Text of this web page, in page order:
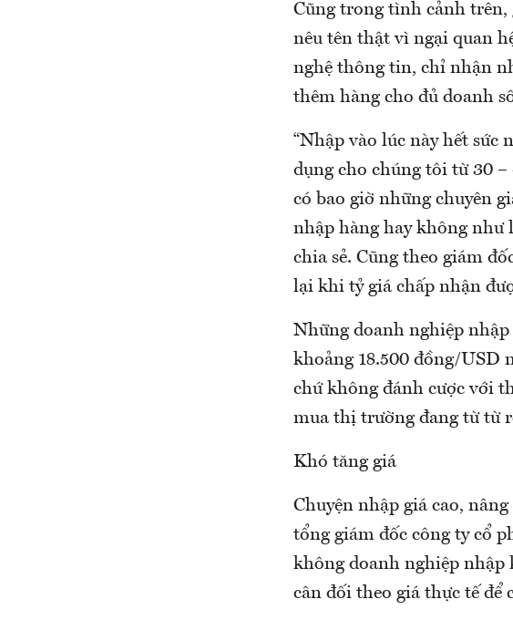
Cũng trong tình cảnh trên,
nêu tên thật vì ngại quan
nghệ thông tin, chỉ nhận
thêm hàng cho đủ doanh
“Nhập vào lúc này hết sức
dụng cho chúng tôi từ 30 –
có bao giờ những chuyên
nhập hàng hay không như
chia sẻ. Cũng theo giám
lại khi tỷ giá chấp nhận
Những doanh nghiệp
khoảng 18.500 đồng/USD
chứ không đánh cược với
mua thị trường đang từ từ
Khó tăng giá
Chuyện nhập giá cao,
tổng giám đốc công ty cổ
không doanh nghiệp nhập
cân đối theo giá thực tế để